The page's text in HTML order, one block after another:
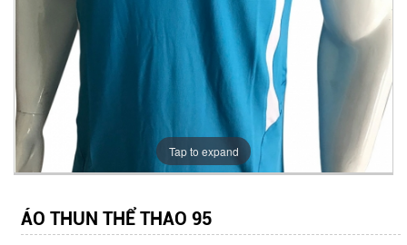
Tap to expand
ÁO THUN THỂ THAO 95